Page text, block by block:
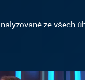
ze všech